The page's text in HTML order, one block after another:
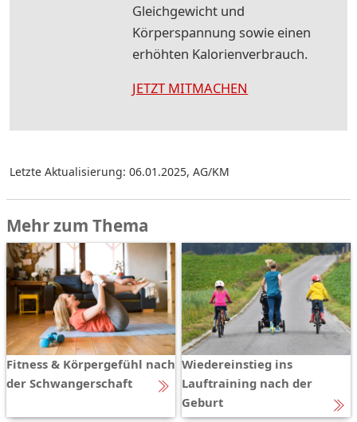
Gleichgewicht und
Körperspannung sowie einen
erhöhten Kalorienverbrauch.
JETZT MITMACHEN
Letzte Aktualisierung: 06.01.2025, AG/KM
Mehr zum Thema
Fitness & Körpergefühl nach
der Schwangerschaft
Wiedereinstieg ins
Lauftraining nach der
Geburt